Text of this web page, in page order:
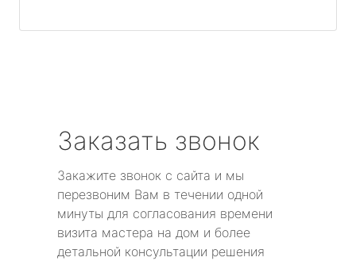
Заказать звонок
Закажите звонок с сайта и мы
перезвоним Вам в течении одной
минуты для согласования времени
визита мастера на дом и более
детальной консультации решения